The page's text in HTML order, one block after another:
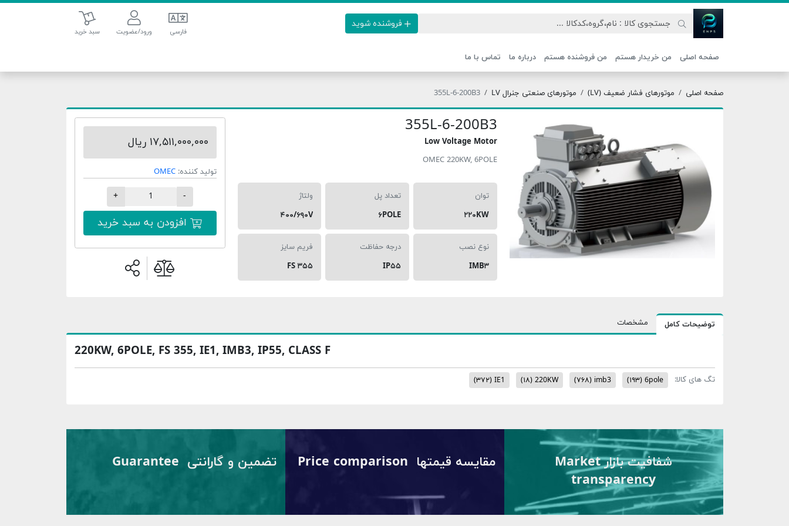
فروشنده شوید
فارسی ورود/عضویت
سبد خرید
سبد خرید
صفحه اصلی من خریدار هستم من فروشنده هستم درباره ما تماس با ما
صفحه اصلی موتورهای فشار ضعیف (LV) موتورهای صنعتی جنرال LV 355L-6-200B3
355L-6-200B3
Low Voltage Motor
OMEC 220KW, 6POLE
توان
۲۲۰KW
تعداد پل
۶POLE
ولتاژ
۴۰۰/۶۹۰V
نوع نصب
IMB۳
درجه حفاظت
IP۵۵
فریم سایز
FS ۳۵۵
۱۷,۵۱۱,۰۰۰,۰۰۰ ریال
تولید کننده: OMEC
-
+
افزودن به سبد خرید
توضیحات کامل مشخصات
220KW, 6POLE, FS 355, IE1, IMB3, IP55, CLASS F
تگ های کالا: 6pole (۱۹۳) imb3 (۷۶۸) 220KW (۱۸) IE1 (۳۷۲)
شفافیت بازار Market
transparency
مقایسه قیمتها Price comparison